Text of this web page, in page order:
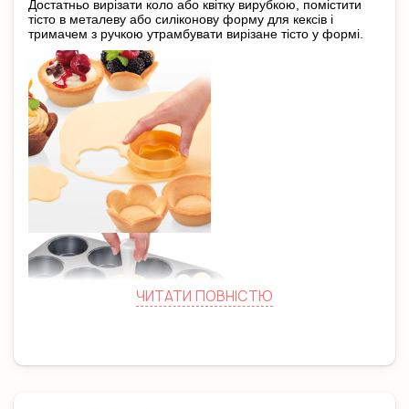
Достатньо вирізати коло або квітку вирубкою, помістити
тісто в металеву або силіконову форму для кексів і
тримачем з ручкою утрамбувати вирізане тісто у формі.
ЧИТАТИ ПОВНIСТЮ